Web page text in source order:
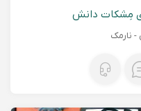
مِشکات دانش
- نارمک